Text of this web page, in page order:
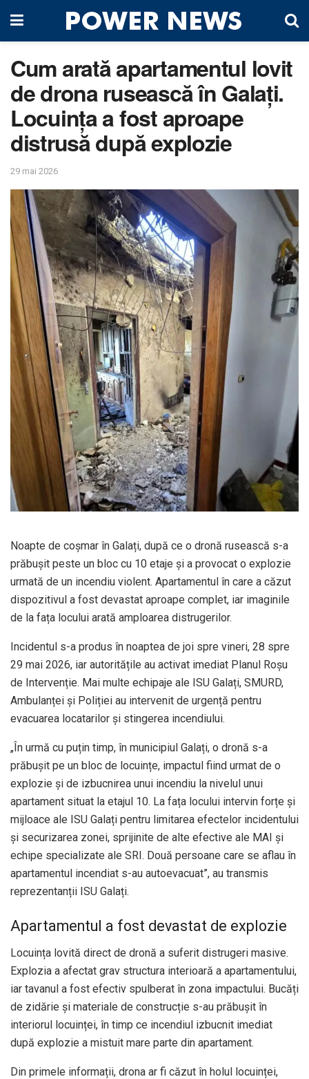
Cum arată apartamentul lovit
de drona rusească în Galați.
Locuința a fost aproape
distrusă după explozie
29 mai 2026
Noapte de coșmar în Galați, după ce o dronă rusească s-a
prăbușit peste un bloc cu 10 etaje și a provocat o explozie
urmată de un incendiu violent. Apartamentul în care a căzut
dispozitivul a fost devastat aproape complet, iar imaginile
de la fața locului arată amploarea distrugerilor.
Incidentul s-a produs în noaptea de joi spre vineri, 28 spre
29 mai 2026, iar autoritățile au activat imediat Planul Roșu
de Intervenție. Mai multe echipaje ale ISU Galați, SMURD,
Ambulanței și Poliției au intervenit de urgență pentru
evacuarea locatarilor și stingerea incendiului.
„În urmă cu puțin timp, în municipiul Galați, o dronă s-a
prăbușit pe un bloc de locuințe, impactul fiind urmat de o
explozie și de izbucnirea unui incendiu la nivelul unui
apartament situat la etajul 10. La fața locului intervin forțe și
mijloace ale ISU Galați pentru limitarea efectelor incidentului
și securizarea zonei, sprijinite de alte efective ale MAI și
echipe specializate ale SRI. Două persoane care se aflau în
apartamentul incendiat s-au autoevacuat”, au transmis
reprezentanții ISU Galați.
Apartamentul a fost devastat de explozie
Locuința lovită direct de dronă a suferit distrugeri masive.
Explozia a afectat grav structura interioară a apartamentului,
iar tavanul a fost efectiv spulberat în zona impactului. Bucăți
de zidărie și materiale de construcție s-au prăbușit în
interiorul locuinței, în timp ce incendiul izbucnit imediat
după explozie a mistuit mare parte din apartament.
Din primele informații, drona ar fi căzut în holul locuinței,